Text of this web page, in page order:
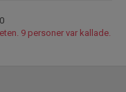
9 personer var kallade.